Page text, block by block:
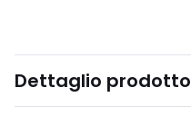
Dettaglio prodotto